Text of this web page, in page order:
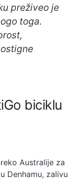
preživeo je
toga.
biciklu
Australije za
Denhamu, zalivu